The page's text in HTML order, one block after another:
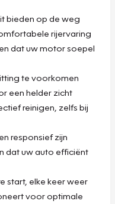
bieden op de weg
rijervaring
dat uw motor soepel
te voorkomen
een helder zicht
reinigen, zelfs bij
responsief zijn
dat uw auto efficiënt
start, elke keer weer
voor optimale